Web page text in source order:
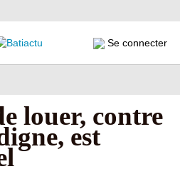
Se connecter
louer, contre
est